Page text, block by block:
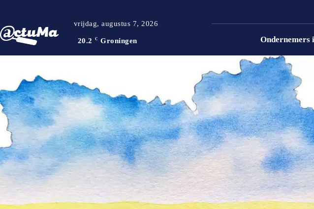
vrijdag, augustus 7, 2026
20.2 C Groningen Ondernemers